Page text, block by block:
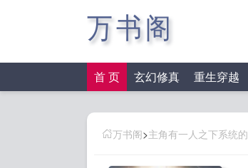
万书阁
首 页 玄幻修真 重生穿越
万书阁>主角有一人之下系统的